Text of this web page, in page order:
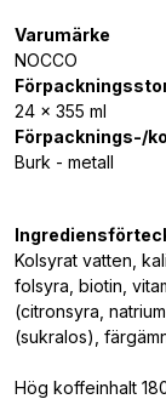
Varumärke
NOCCO
24 x 355 ml
Förpacknings-/
Burk - metall
Kolsyrat vatten,
folsyra, biotin,
(citronsyra,
(sukralos),
Hög koffeinhalt